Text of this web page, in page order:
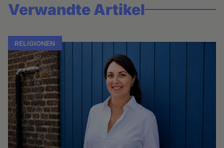
Verwandte Artikel
RELIGIONEN